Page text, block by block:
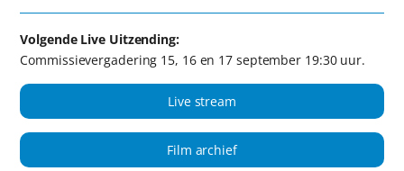
Volgende Live Uitzending:
Commissievergadering 15, 16 en 17 september 19:30 uur.
Live stream
Film archief